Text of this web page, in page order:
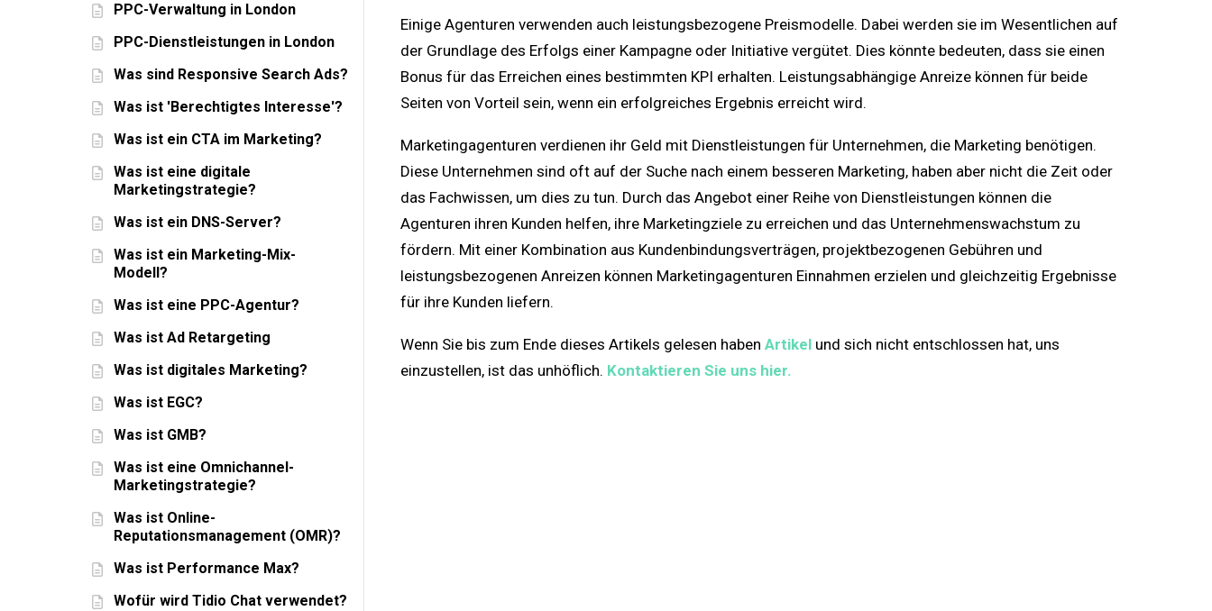
PPC-Verwaltung in London
PPC-Dienstleistungen in London
Was sind Responsive Search Ads?
Was ist 'Berechtigtes Interesse'?
Was ist ein CTA im Marketing?
Was ist eine digitale
Marketingstrategie?
Was ist ein DNS-Server?
Was ist ein Marketing-Mix-
Modell?
Was ist eine PPC-Agentur?
Was ist Ad Retargeting
Was ist digitales Marketing?
Was ist EGC?
Was ist GMB?
Was ist eine Omnichannel-
Marketingstrategie?
Was ist Online-
Reputationsmanagement (OMR)?
Was ist Performance Max?
Wofür wird Tidio Chat verwendet?
Einige Agenturen verwenden auch leistungsbezogene Preismodelle. Dabei werden sie im Wesentlichen auf
der Grundlage des Erfolgs einer Kampagne oder Initiative vergütet. Dies könnte bedeuten, dass sie einen
Bonus für das Erreichen eines bestimmten KPI erhalten. Leistungsabhängige Anreize können für beide
Seiten von Vorteil sein, wenn ein erfolgreiches Ergebnis erreicht wird.
Marketingagenturen verdienen ihr Geld mit Dienstleistungen für Unternehmen, die Marketing benötigen.
Diese Unternehmen sind oft auf der Suche nach einem besseren Marketing, haben aber nicht die Zeit oder
das Fachwissen, um dies zu tun. Durch das Angebot einer Reihe von Dienstleistungen können die
Agenturen ihren Kunden helfen, ihre Marketingziele zu erreichen und das Unternehmenswachstum zu
fördern. Mit einer Kombination aus Kundenbindungsverträgen, projektbezogenen Gebühren und
leistungsbezogenen Anreizen können Marketingagenturen Einnahmen erzielen und gleichzeitig Ergebnisse
für ihre Kunden liefern.
Wenn Sie bis zum Ende dieses Artikels gelesen haben Artikel und sich nicht entschlossen hat, uns
einzustellen, ist das unhöflich. Kontaktieren Sie uns hier.